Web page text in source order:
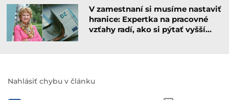
V zamestnaní si musíme nastaviť
hranice: Expertka na pracovné
vzťahy radí, ako si pýtať vyšší…
Nahlásiť chybu v článku